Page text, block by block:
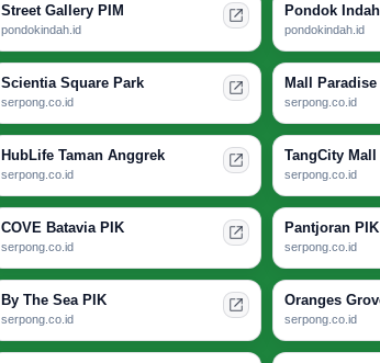
Street Gallery PIM
pondokindah.id
Pondok
pondokindah.id
Scientia Square Park
serpong.co.id
Mall
serpong.co.id
HubLife Taman Anggrek
serpong.co.id
TangCity Mall
serpong.co.id
COVE Batavia PIK
serpong.co.id
Pantjoran PIK
serpong.co.id
By The Sea PIK
serpong.co.id
Oranges
serpong.co.id